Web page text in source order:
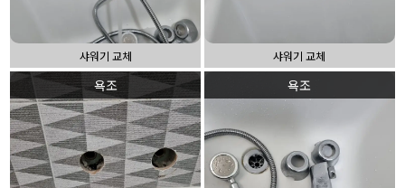
샤워기 교체 샤워기 교체
욕조 욕조